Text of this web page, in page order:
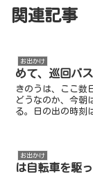
関連記事
お出かけ
めて、巡回バ
きのうは、ここ数
どうなのか、今朝
る。日の出の時刻
お出かけ
は自転車を駆